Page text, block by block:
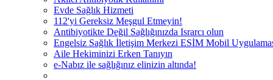
Evde Sağlık Hizmeti
112'yi Gereksiz Meşgul Etmeyin!
Antibiyotikte Değil Sağlığınızda Israrcı olun
Engelsiz Sağlık İletişim Merkezi ESİM Mobil
Aile Hekiminizi Erken Tanıyın
e-Nabız ile sağlığınız elinizin altında!